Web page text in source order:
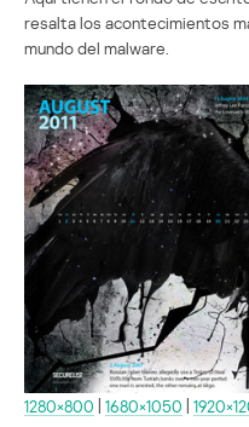
resalta los acontecimientos
mundo del malware.
1280×800 1680×1050